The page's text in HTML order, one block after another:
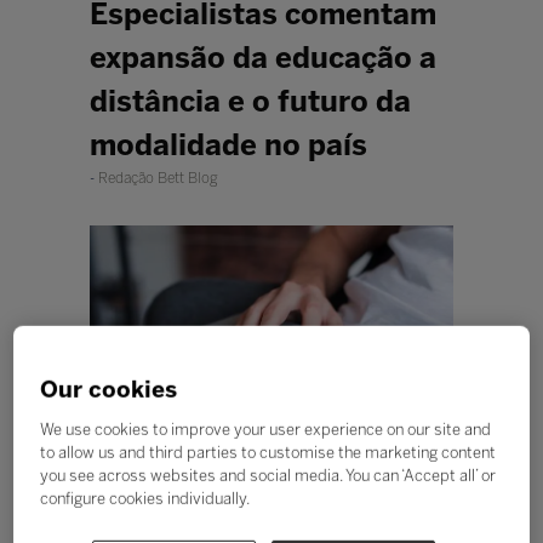
Especialistas comentam
expansão da educação a
distância e o futuro da
modalidade no país
Redação Bett Blog
Our cookies
We use cookies to improve your user experience on our site and
to allow us and third parties to customise the marketing content
you see across websites and social media. You can ‘Accept all’ or
configure cookies individually.